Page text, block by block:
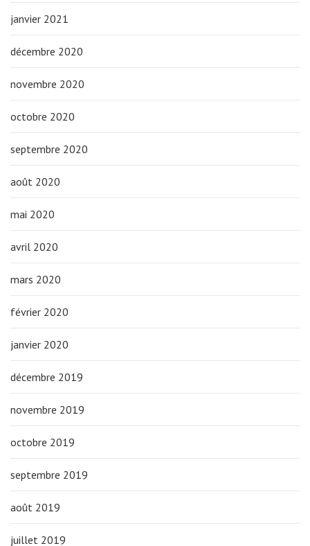
janvier 2021
décembre 2020
novembre 2020
octobre 2020
septembre 2020
août 2020
mai 2020
avril 2020
mars 2020
février 2020
janvier 2020
décembre 2019
novembre 2019
octobre 2019
septembre 2019
août 2019
juillet 2019